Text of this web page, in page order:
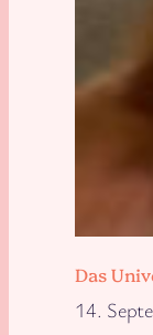
Das
14.